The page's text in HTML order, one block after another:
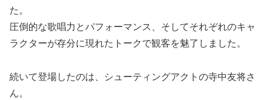
た。
圧倒的な歌唱力とパフォーマンス、そしてそれぞれのキャ
ラクターが存分に現れたトークで観客を魅了しました。
続いて登場したのは、シューティングアクトの寺中友将さ
ん。